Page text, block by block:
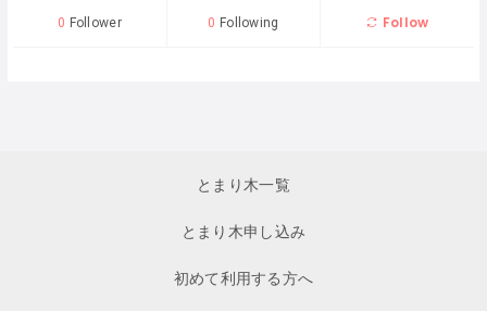
0 Follower 0 Following Follow
とまり木一覧
とまり木申し込み
初めて利用する方へ